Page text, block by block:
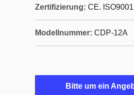
Zertifizierung: CE. ISO9001
Modellnummer: CDP-12A
Bitte um ein